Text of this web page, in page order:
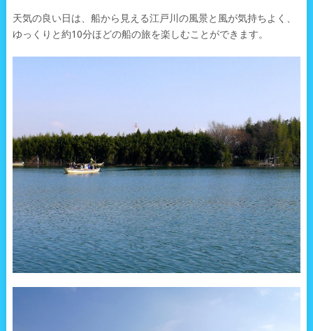
天気の良い日は、船から見える江戸川の風景と風が気持ちよく、
ゆっくりと約10分ほどの船の旅を楽しむことができます。